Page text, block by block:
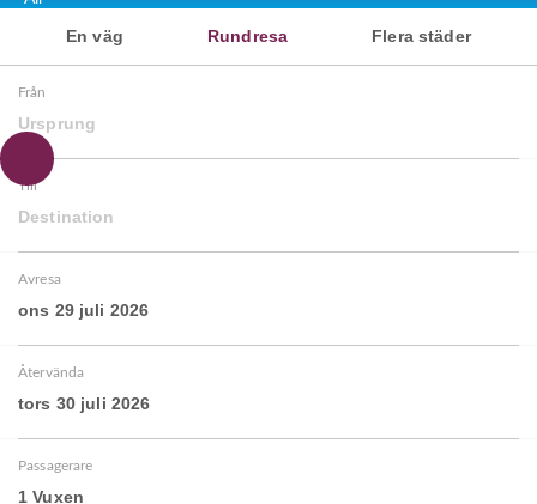
En väg Rundresa Flera städer
Från
Ursprung
Till
Destination
Avresa
ons 29 juli 2026
Återvända
tors 30 juli 2026
Passagerare
1 Vuxen